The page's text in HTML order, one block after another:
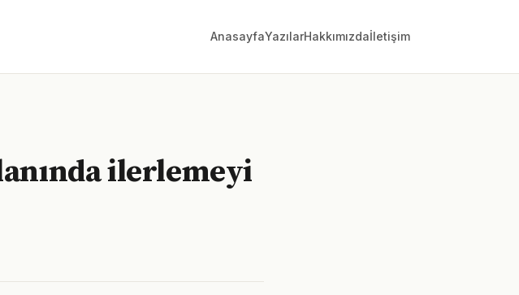
AnasayfaYazılarHakkımızdaİletişim
ilerlemeyi